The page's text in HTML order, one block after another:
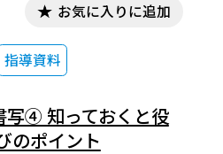
指導資料
お気に入りに追加
写④ 知っておくと役
のポイント